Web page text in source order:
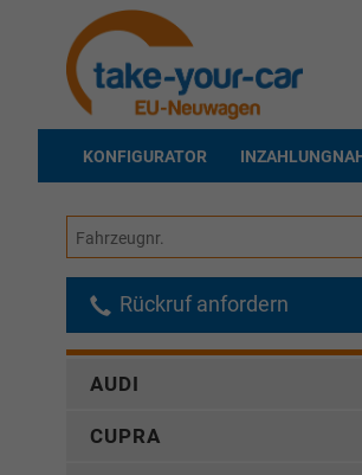
KONFIGURATOR
Fahrzeugnr.
Rückruf anfordern
AUDI
CUPRA